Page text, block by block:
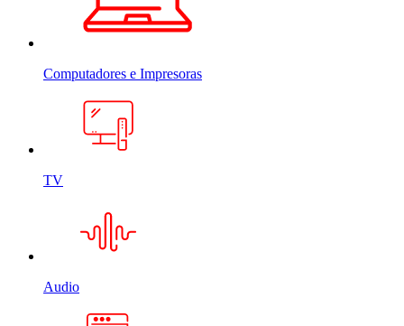
Computadores e Impresoras
TV
Audio